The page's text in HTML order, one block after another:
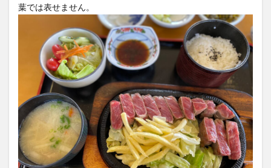
葉では表せません。